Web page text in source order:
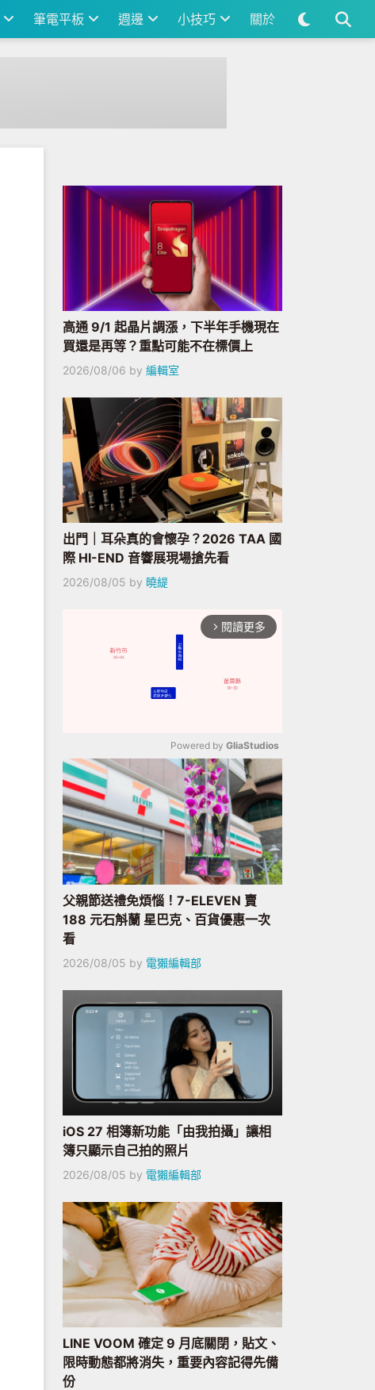
筆電平板 週邊 小技巧 關於
高通 9/1 起晶片調漲，下半年手機現在
買還是再等？重點可能不在標價上
2026/08/06 by 編輯室
出門｜耳朵真的會懷孕？2026 TAA 國
際 HI-END 音響展現場搶先看
2026/08/05 by 曉緹
arrow_forward_ios 閱讀更多
Mute
Powered by GliaStudios
父親節送禮免煩惱！7-ELEVEN 賣
188 元石斛蘭 星巴克、百貨優惠一次
看
2026/08/05 by 電獺編輯部
iOS 27 相簿新功能「由我拍攝」讓相
簿只顯示自己拍的照片
2026/08/05 by 電獺編輯部
LINE VOOM 確定 9 月底關閉，貼文、
限時動態都將消失，重要內容記得先備
份